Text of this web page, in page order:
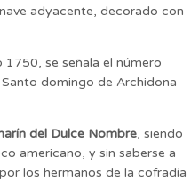
adyacente, decorado con
se señala el número
domingo de Archidona
del Dulce Nombre, siendo
americano, y sin saberse a
los hermanos de la cofradía